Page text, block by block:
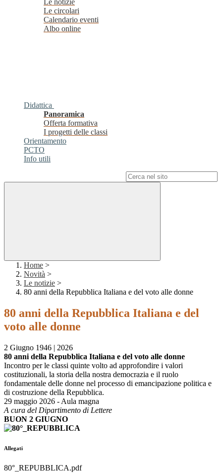
Le notizie
Le circolari
Calendario eventi
Albo online
Didattica
Panoramica
Offerta formativa
I progetti delle classi
Orientamento
PCTO
Info utili
Home >
Novità >
Le notizie >
80 anni della Repubblica Italiana e del voto alle donne
80 anni della Repubblica Italiana e del
voto alle donne
2 Giugno 1946 | 2026
80 anni della Repubblica Italiana e del voto alle donne
Incontro per le classi quinte volto ad approfondire i valori
costituzionali, la storia della nostra democrazia e il ruolo
fondamentale delle donne nel processo di emancipazione politica e
di costruzione della Repubblica.
29 maggio 2026 - Aula magna
A cura del Dipartimento di Lettere
BUON 2 GIUGNO
Allegati
80°_REPUBBLICA.pdf